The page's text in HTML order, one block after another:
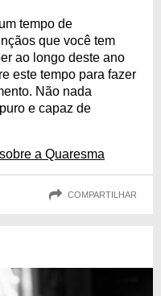
tempo de
que você tem
ao longo deste ano
este tempo para fazer
Não nada
e capaz de
a Quaresma
COMPARTILHAR